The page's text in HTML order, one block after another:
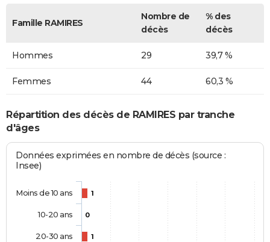
Famille RAMIRES
Nombre de
décès
% des
décès
Hommes 29 39,7 %
Femmes 44 60,3 %
Répartition des décès de RAMIRES par tranche
d'âges
Données exprimées en nombre de décès (source :
Insee)
1
0
1
Moins de 10 ans
10-20 ans
20-30 ans